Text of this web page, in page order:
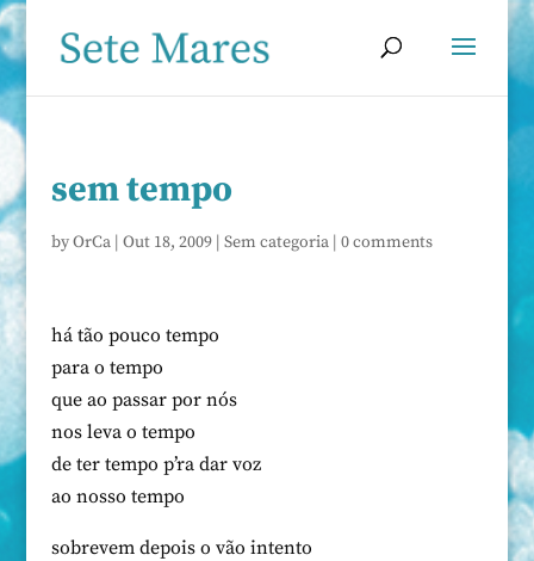
sem tempo
byOrCa| Out 18, 2009| Sem categoria| 0 comments
há tão pouco tempo
para o tempo
que ao passar por nós
nos leva o tempo
de ter tempo p’ra dar voz
ao nosso tempo
sobrevem depois o vão intento